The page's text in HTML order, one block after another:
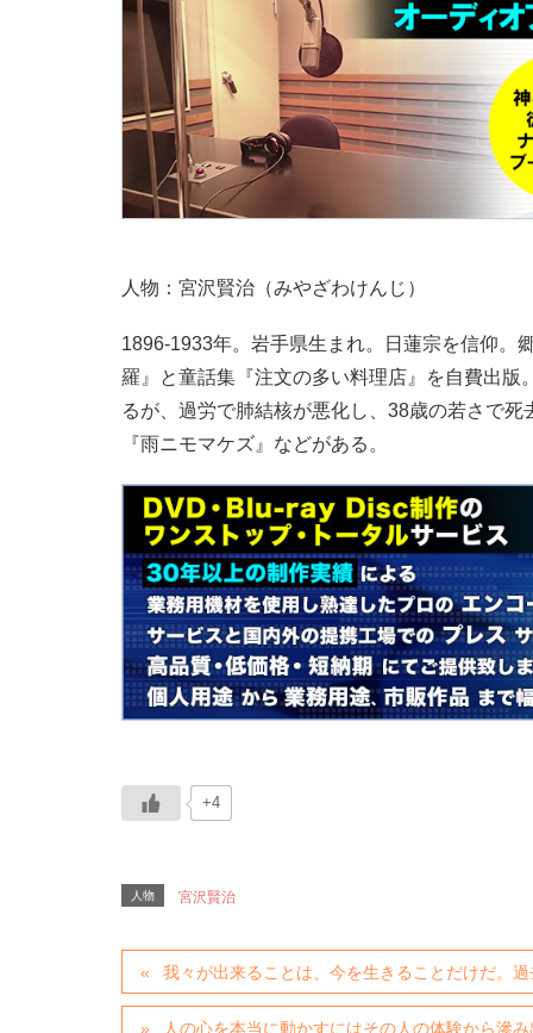
人物：宮沢賢治（みやざわけんじ）
1896-1933年。岩手県生まれ。日蓮宗を信仰。
羅』と童話集『注文の多い料理店』を自費出
るが、過労で肺結核が悪化し、38歳の若さで
『雨ニモマケズ』などがある。
+4
人物 宮沢賢治
我々が出来ることは、今を生きることだけだ。
人の心を本当に動かすにはその人の体験から滲